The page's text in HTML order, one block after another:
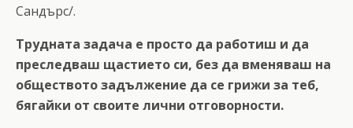
Сандърс/.
Трудната задача е просто да работиш и да
преследваш щастието си, без да вменяваш на
обществото задължение да се грижи за теб,
бягайки от своите лични отговорности.